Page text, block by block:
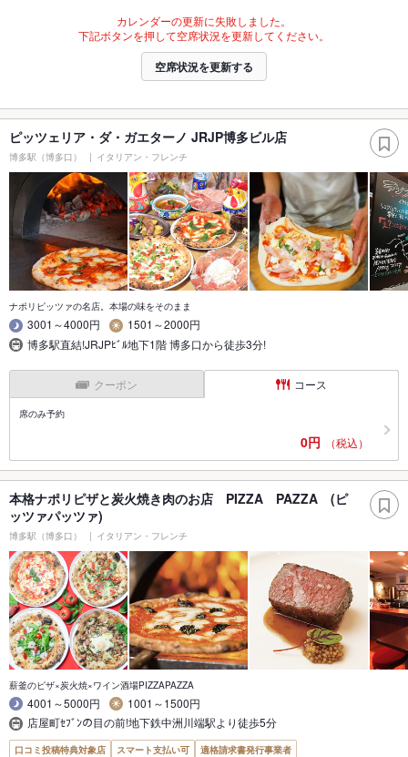
カレンダーの更新に失敗しました。
下記ボタンを押して空席状況を更新してください。
空席状況を更新する
ピッツェリア・ダ・ガエターノ JRJP博多ビル店
博多駅（博多口） イタリアン・フレンチ
ナポリピッツァの名店。本場の味をそのまま
3001～4000円
1501～2000円
博多駅直結!JRJPﾋﾞﾙ地下1階 博多口から徒歩3分!
クーポン コース
席のみ予約
0円 （税込）
本格ナポリピザと炭火焼き肉のお店 PIZZA PAZZA (ピ
ッツァパッツァ)
博多駅（博多口） イタリアン・フレンチ
薪釜のピザ×炭火焼×ワイン酒場PIZZAPAZZA
4001～5000円
1001～1500円
店屋町ｾﾌﾞﾝの目の前!地下鉄中洲川端駅より徒歩5分
口コミ投稿特典対象店 スマート支払い可 適格請求書発行事業者